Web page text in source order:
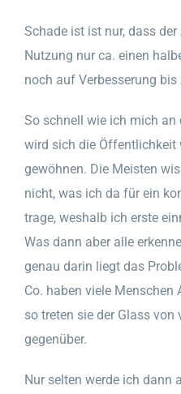
Schade ist ist nur, dass
Nutzung nur ca. einen
noch auf Verbesserung bis
So schnell wie ich mich an
wird sich die Öffentlichkeit
gewöhnen. Die Meisten
nicht, was ich da für ein
trage, weshalb ich erste
Was dann aber alle
genau darin liegt das
Co. haben viele Menschen
so treten sie der Glass von
gegenüber.
Nur selten werde ich dann